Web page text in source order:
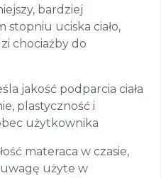
bardziej
uciska ciało,
chociażby do
jakość podparcia ciała
plastyczność i
użytkownika
materaca w czasie,
użyte w